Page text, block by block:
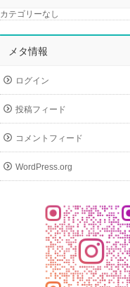
カテゴリーなし
メタ情報
ログイン
投稿フィード
コメントフィード
WordPress.org